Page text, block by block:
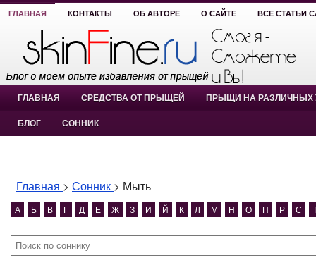
ГЛАВНАЯ КОНТАКТЫ ОБ АВТОРЕ О САЙТЕ ВСЕ СТАТЬИ
ГЛАВНАЯ СРЕДСТВА ОТ ПРЫЩЕЙ ПРЫЩИ НА РАЗЛИЧНЫХ
БЛОГ СОННИК
Главная > Сонник > Мыть
А Б В Г Д Е Ж З И Й К Л М Н О П Р С